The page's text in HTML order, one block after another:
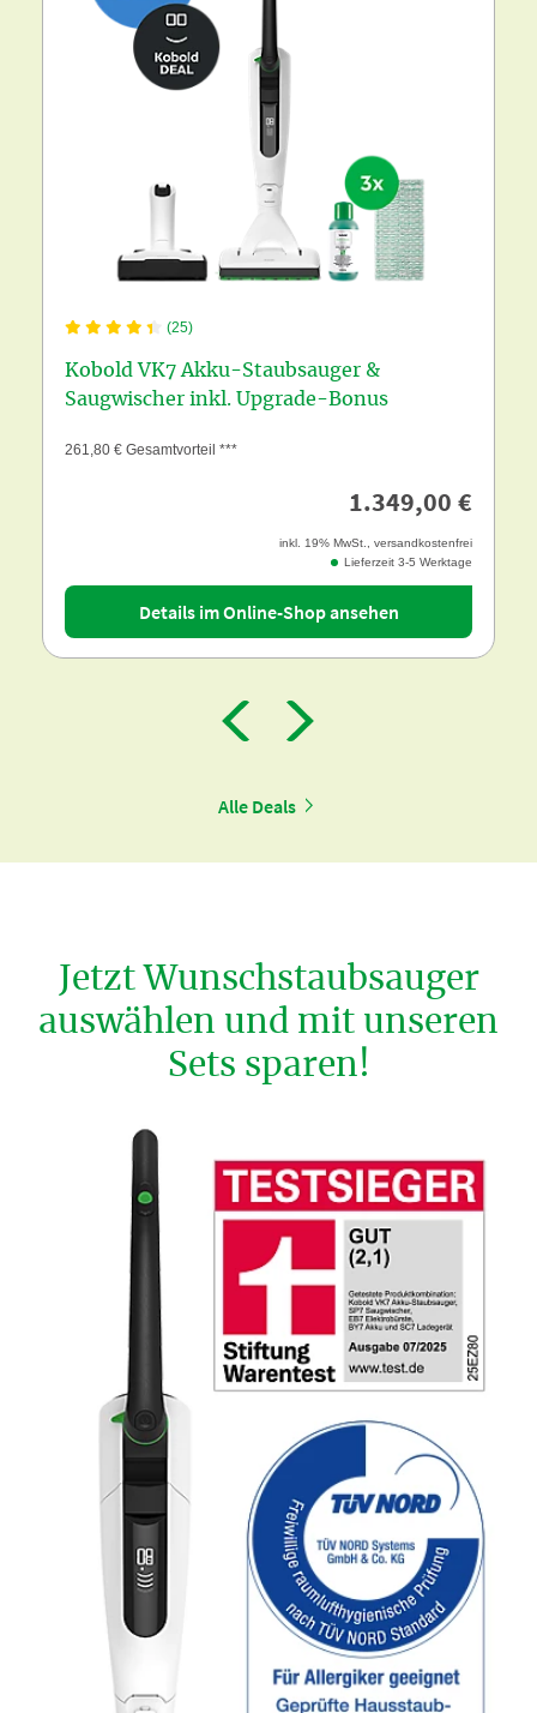
(25)
Kobold VK7 Akku-Staubsauger &
Saugwischer inkl. Upgrade-Bonus
261,80 € Gesamtvorteil ***
1.349,00 €
inkl. 19% MwSt., versandkostenfrei
Lieferzeit 3-5 Werktage
Details im Online-Shop ansehen
Alle Deals
Jetzt Wunschstaubsauger
auswählen und mit unseren
Sets sparen!